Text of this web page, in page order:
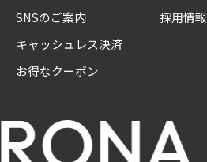
SNSのご案内
キャッシュレス決済
お得なクーポン
採用情報